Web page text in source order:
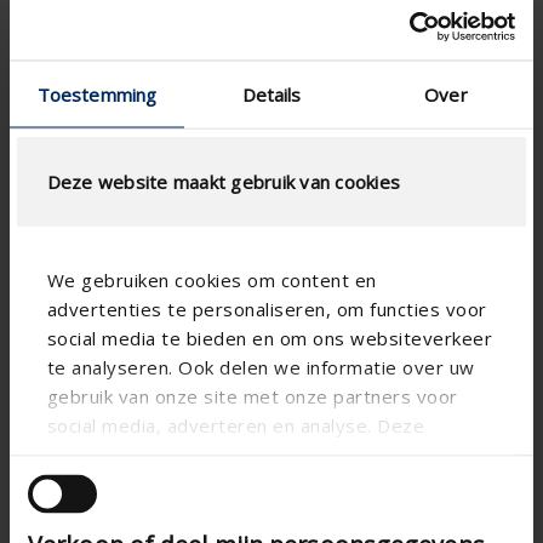
Toestemming Details Over
Deze website maakt gebruik van cookies
We gebruiken cookies om content en
advertenties te personaliseren, om functies voor
social media te bieden en om ons websiteverkeer
te analyseren. Ook delen we informatie over uw
gebruik van onze site met onze partners voor
social media, adverteren en analyse. Deze
andere informatie die u aan ze heeft verstrekt of
die ze hebben verzameld op basis van uw gebruik
Surface physique libre (%)
26
Pas de lame (mm)
33.3
technical.standaardgaastype
-
technical.ip_klasse
IP2XD
(mm)
Profondeur de grille totale